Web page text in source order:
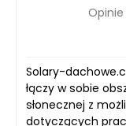
Solary-
łączy w sobie
słonecznej z
dotyczących